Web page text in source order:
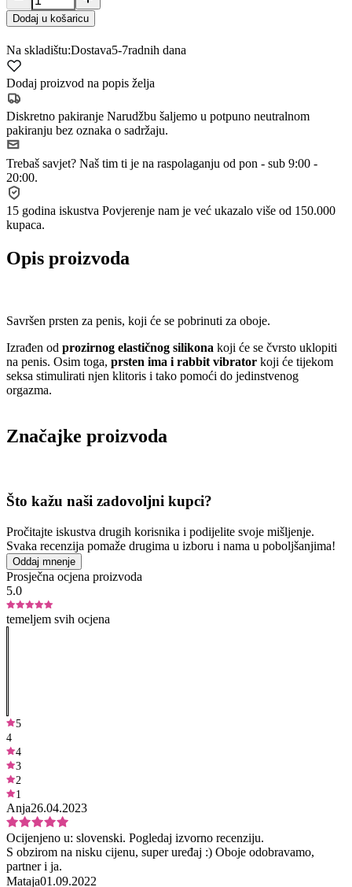
Dodaj u košaricu
Na skladištu:Dostava5-7radnih dana
Dodaj proizvod na popis želja
Diskretno pakiranje Narudžbu šaljemo u potpuno neutralnom
pakiranju bez oznaka o sadržaju.
Trebaš savjet? Naš tim ti je na raspolaganju od pon - sub 9:00 -
20:00.
15 godina iskustva Povjerenje nam je već ukazalo više od 150.000
kupaca.
Opis proizvoda
Savršen prsten za penis, koji će se pobrinuti za oboje.
Izrađen od prozirnog elastičnog silikona koji će se čvrsto uklopiti
na penis. Osim toga, prsten ima i rabbit vibrator koji će tijekom
seksa stimulirati njen klitoris i tako pomoći do jedinstvenog
orgazma.
Značajke proizvoda
Što kažu naši zadovoljni kupci?
Pročitajte iskustva drugih korisnika i podijelite svoje mišljenje.
Svaka recenzija pomaže drugima u izboru i nama u poboljšanjima!
Oddaj mnenje
Prosječna ocjena proizvoda
5.0
temeljem svih ocjena
5
4
4
3
2
1
Anja26.04.2023
Ocijenjeno u: slovenski. Pogledaj izvorno recenziju.
S obzirom na nisku cijenu, super uređaj :) Oboje odobravamo,
partner i ja.
Mataja01.09.2022